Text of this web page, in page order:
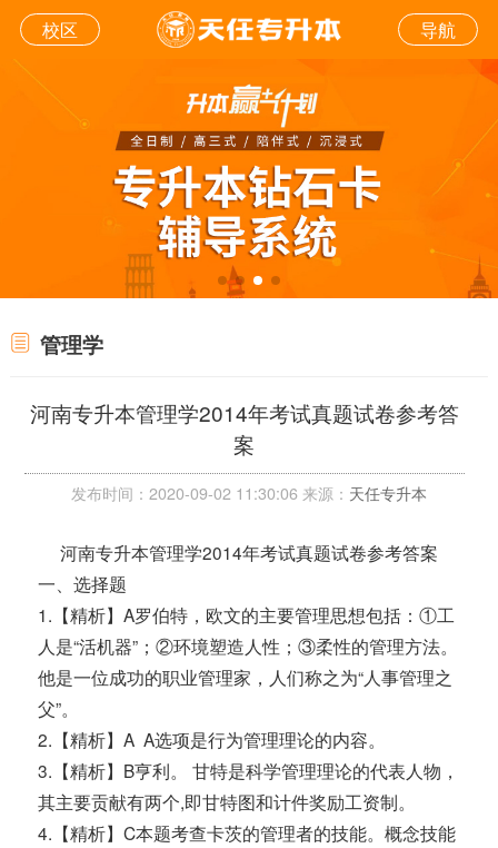
校区 导航
管理学
河南专升本管理学2014年考试真题试卷参考答
案
发布时间：2020-09-02 11:30:06 来源： 天任专升本
河南专升本管理学2014年考试真题试卷参考答案
一、选择题
1.【精析】A罗伯特，欧文的主要管理思想包括：①工
人是“活机器”；②环境塑造人性；③柔性的管理方法。
他是一位成功的职业管理家，人们称之为“人事管理之
父”。
2.【精析】A A选项是行为管理理论的内容。
3.【精析】B亨利。 甘特是科学管理理论的代表人物，
其主要贡献有两个,即甘特图和计件奖励工资制。
4.【精析】C本题考查卡茨的管理者的技能。概念技能